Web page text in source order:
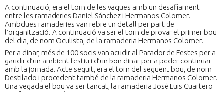
A continuació, era el torn de les vaques amb un desafiament
entre les ramaderies Daniel Sánchez i Hermanos Colomer.
Ambdues ramaderies van rebre un detall per part de
l’organització. A continuació va ser el torn de provar el primer bou
del dia, de nom Oculista, de la ramaderia Hermanos Colomer.
Per a dinar, més de 100 socis van acudir al Parador de Festes per a
gaudir d’un ambient festiu i d’un bon dinar per a poder continuar
amb la jornada. Acte seguit, era el torn del següent bou, de nom
Destilado i procedent també de la ramaderia Hermanos Colomer.
Una vegada el bou va ser tancat, la ramaderia José Luis Cuartero